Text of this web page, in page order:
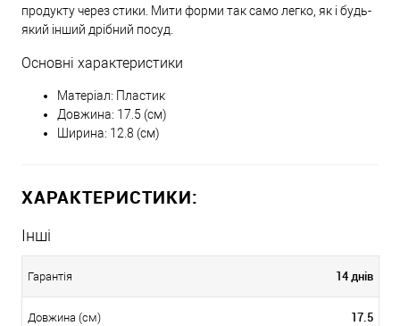
продукту через стики. Мити форми так само легко, як і будь-
який інший дрібний посуд.
Основні характеристики
Матеріал: Пластик
Довжина: 17.5 (см)
Ширина: 12.8 (см)
ХАРАКТЕРИСТИКИ:
Інші
Гарантія 14 днів
Довжина (см) 17.5